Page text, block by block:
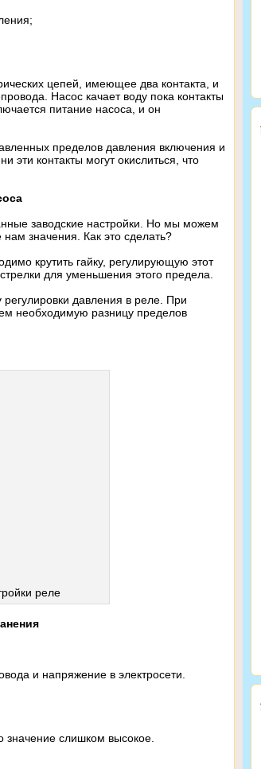
цепей, имеющее два контакта, и
Насос качает воду пока контакты
питание насоса, и он
пределов давления включения и
контакты могут окислиться, что
заводские настройки. Но мы можем
значения. Как это сделать?
крутить гайку, регулирующую этот
для уменьшения этого предела.
давления в реле. При
необходимую разницу пределов
реле
и напряжение в электросети.
слишком высокое.